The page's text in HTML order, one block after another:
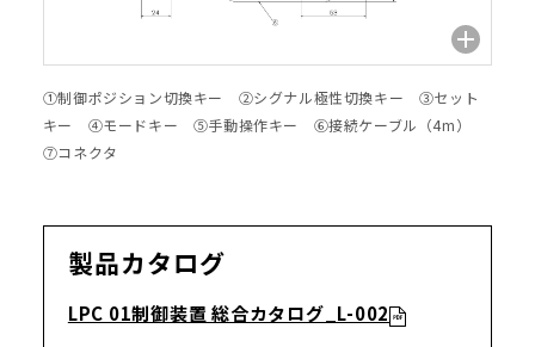
①制御ポジション切換キー ②シグナル極性切換キー ③セット
キー ④モードキー ⑤手動操作キー ⑥接続ケーブル（4m）
⑦コネクタ
製品カタログ
LPC 01制御装置 総合カタログ_L-002